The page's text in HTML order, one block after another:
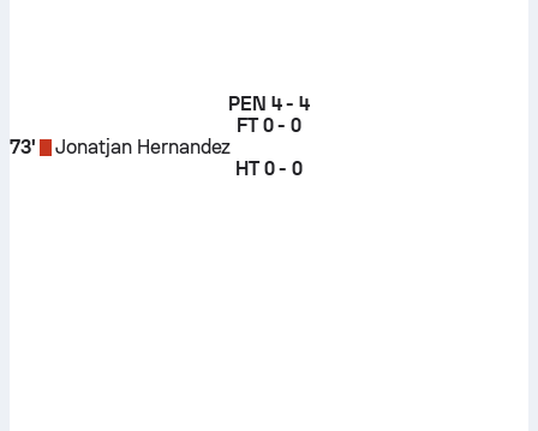
PEN 4 - 4
FT 0 - 0
73'
Jonatjan Hernandez
HT 0 - 0